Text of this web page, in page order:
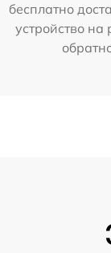
бесплатно
устройство на